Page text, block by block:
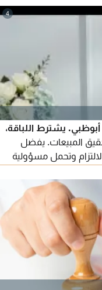
4
يشترط اللباقة،
المبيعات. يفضل
وتحمل مسؤولية